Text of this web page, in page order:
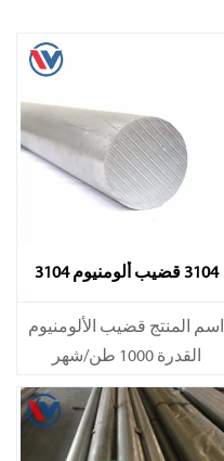
3104 قضيب ألومنيوم 3104
اسم المنتج قضيب الألومنيوم
القدرة 1000 طن/شهر